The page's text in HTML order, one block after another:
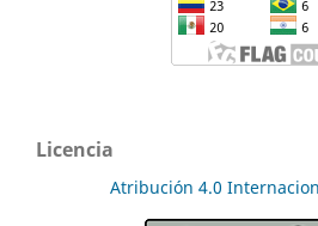
Licencia
Atribución 4.0